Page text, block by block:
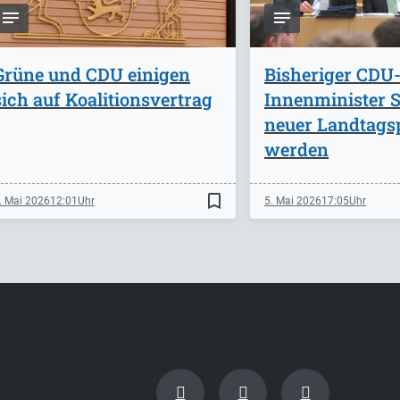
und CDU einigen
auf Koalitionsvertrag
Mai 202612:01 bookmark_border
Bisheriger CDU-
Innenminister
neuer
werden
5. Mai 202617:05